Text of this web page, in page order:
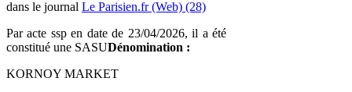
dans le journal Le Parisien.fr (Web) (28)
Par acte ssp en date de 23/04/2026, il a été
constitué une SASUDénomination :
KORNOY MARKET